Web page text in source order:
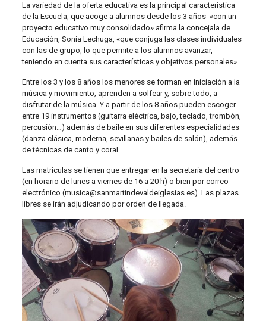
La variedad de la oferta educativa es la principal característica
de la Escuela, que acoge a alumnos desde los 3 años «con un
proyecto educativo muy consolidado» afirma la concejala de
Educación, Sonia Lechuga, «que conjuga las clases individuales
con las de grupo, lo que permite a los alumnos avanzar,
teniendo en cuenta sus características y objetivos personales».
Entre los 3 y los 8 años los menores se forman en iniciación a la
música y movimiento, aprenden a solfear y, sobre todo, a
disfrutar de la música. Y a partir de los 8 años pueden escoger
entre 19 instrumentos (guitarra eléctrica, bajo, teclado, trombón,
percusión…) además de baile en sus diferentes especialidades
(danza clásica, moderna, sevillanas y bailes de salón), además
de técnicas de canto y coral.
Las matrículas se tienen que entregar en la secretaría del centro
(en horario de lunes a viernes de 16 a 20 h) o bien por correo
electrónico (musica@sanmartindevaldeiglesias.es). Las plazas
libres se irán adjudicando por orden de llegada.